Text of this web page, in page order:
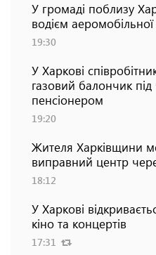
У громаді поблизу
водієм
19:30
У Харкові
газовий балончик під
пенсіонером
19:20
Жителя Харківщини
виправний центр
18:12
У Харкові
кіно та концертів
17:31